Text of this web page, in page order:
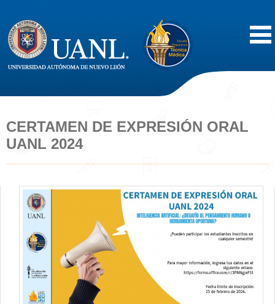
Acerca de
Vida Estudiantil
Difusión
Contacto
CERTAMEN DE EXPRESIÓN ORAL
UANL 2024